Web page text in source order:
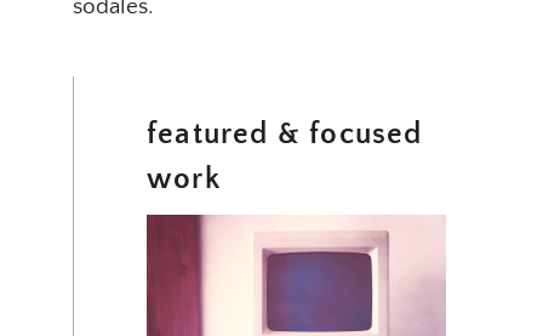
sodales.
featured & focused
work